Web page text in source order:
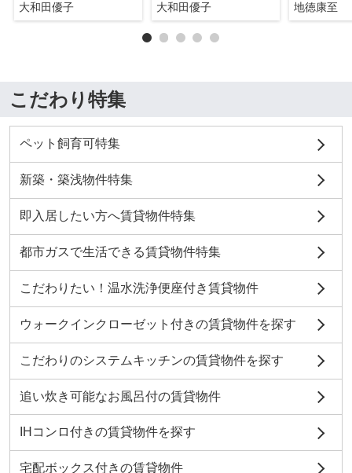
大和田優子 大和田優子 地徳康至
こだわり特集
ペット飼育可特集
新築・築浅物件特集
即入居したい方へ賃貸物件特集
都市ガスで生活できる賃貸物件特集
こだわりたい！温水洗浄便座付き賃貸物件
ウォークインクローゼット付きの賃貸物件を探す
こだわりのシステムキッチンの賃貸物件を探す
追い炊き可能なお風呂付の賃貸物件
IHコンロ付きの賃貸物件を探す
宅配ボックス付きの賃貸物件